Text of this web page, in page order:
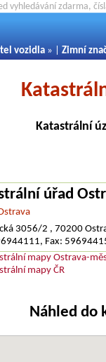
vyhledávání zdarma,
vozidla » | Zimní
Katastrální
úřad
3056/2 , 70200
Fax:
mapy Ostrava-
mapy ČR
Náhled do